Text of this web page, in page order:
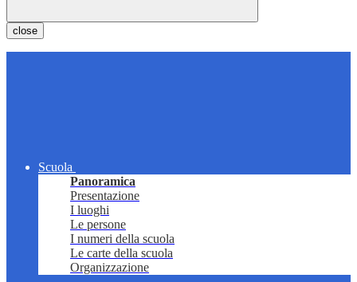
close
Scuola
Panoramica
Presentazione
I luoghi
Le persone
I numeri della scuola
Le carte della scuola
Organizzazione